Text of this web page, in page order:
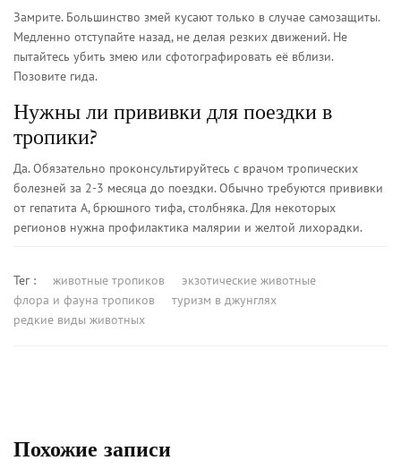
Замрите. Большинство змей кусают только в случае самозащиты.
Медленно отступайте назад, не делая резких движений. Не
пытайтесь убить змею или сфотографировать её вблизи.
Позовите гида.
Нужны ли прививки для поездки в
тропики?
Да. Обязательно проконсультируйтесь с врачом тропических
болезней за 2-3 месяца до поездки. Обычно требуются прививки
от гепатита А, брюшного тифа, столбняка. Для некоторых
регионов нужна профилактика малярии и желтой лихорадки.
Тег : животные тропиков
экзотические животные
флора и фауна тропиков
туризм в джунглях
редкие виды животных
Похожие записи